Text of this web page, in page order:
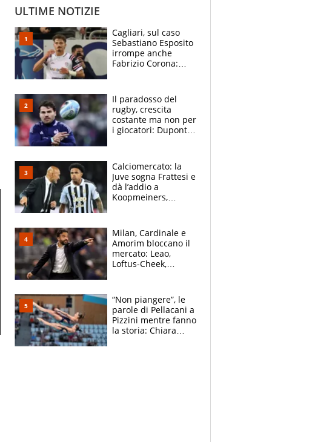
ULTIME NOTIZIE
Cagliari, sul caso
Sebastiano Esposito
irrompe anche
Fabrizio Corona:
prove”
Il paradosso del
rugby, crescita
costante ma non per
i giocatori: Dupont
solo 1,4 milioni
all'anno
Calciomercato: la
Juve sogna Frattesi e
dà l’addio a
Koopmeiners,
scatenata
Milan, Cardinale e
Amorim bloccano il
mercato: Leao,
Loftus-Cheek,
Soulè e Osorio nel
mirino
“Non piangere”, le
parole di Pellacani a
Pizzini mentre fanno
la storia: Chiara